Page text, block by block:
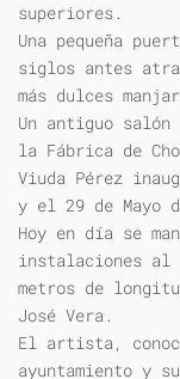
superiores.
Una pequeña
siglos antes
más dulces
Un antiguo
la Fábrica de
Viuda Pérez
y el 29 de Mayo
Hoy en día se
instalaciones
metros de
José Vera.
El artista,
ayuntamiento y